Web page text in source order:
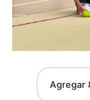
Agregar